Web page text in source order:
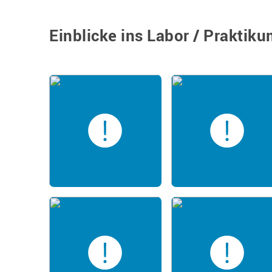
Einblicke ins Labor /